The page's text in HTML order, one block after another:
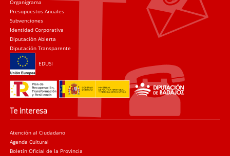
Organigrama
Presupuestos Anuales
Subvenciones
Identidad Corporativa
Diputación Abierta
Diputación Transparente
EDUSI
Te interesa
Atención al Ciudadano
Agenda Cultural
Boletín Oficial de la Provincia